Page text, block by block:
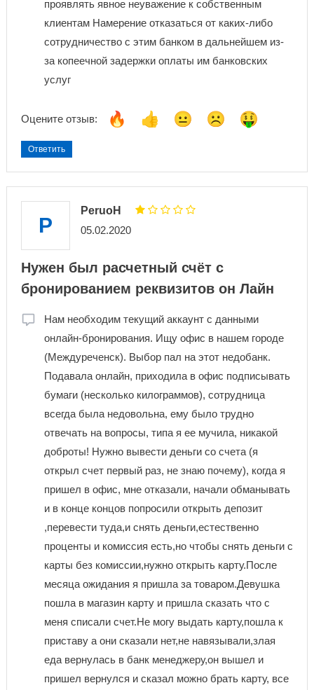
проявлять явное неуважение к собственным
клиентам Намерение отказаться от каких-либо
сотрудничество с этим банком в дальнейшем из-
за копеечной задержки оплаты им банковских
услуг
Оцените отзыв:
Ответить
P
PeruoH
05.02.2020
Нужен был расчетный счёт с
бронированием реквизитов он Лайн
Нам необходим текущий аккаунт с данными
онлайн-бронирования. Ищу офис в нашем городе
(Междуреченск). Выбор пал на этот недобанк.
Подавала онлайн, приходила в офис подписывать
бумаги (несколько килограммов), сотрудница
всегда была недовольна, ему было трудно
отвечать на вопросы, типа я ее мучила, никакой
доброты! Нужно вывести деньги со счета (я
открыл счет первый раз, не знаю почему), когда я
пришел в офис, мне отказали, начали обманывать
и в конце концов попросили открыть депозит
,перевести туда,и снять деньги,естественно
проценты и комиссия есть,но чтобы снять деньги с
карты без комиссии,нужно открыть карту.После
месяца ожидания я пришла за товаром.Девушка
пошла в магазин карту и пришла сказать что с
меня списали счет.Не могу выдать карту,пошла к
приставу а они сказали нет,не навязывали,злая
еда вернулась в банк менеджеру,он вышел и
пришел вернулся и сказал можно брать карту, все